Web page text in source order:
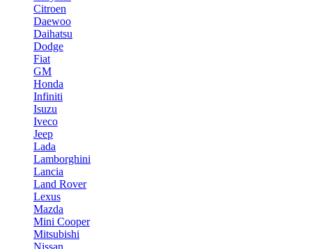
Citroen
Daewoo
Daihatsu
Dodge
Fiat
GM
Honda
Infiniti
Isuzu
Iveco
Jeep
Lada
Lamborghini
Lancia
Land Rover
Lexus
Mazda
Mini Cooper
Mitsubishi
Nissan